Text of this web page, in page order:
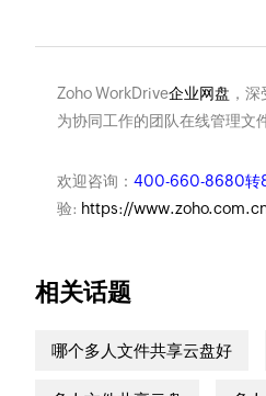
Zoho WorkDrive企业网盘 ，
为协同工作的团队在线管理文件
欢迎咨询： 400-660-8680转
验: https://
相关话题
哪个多人文件共享云盘好